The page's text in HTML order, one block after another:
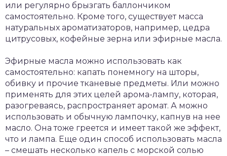
или регулярно брызгать баллончиком
самостоятельно. Кроме того, существует масса
натуральных ароматизаторов, например, цедра
цитрусовых, кофейные зерна или эфирные масла.
Эфирные масла можно использовать как
самостоятельно: капать понемногу на шторы,
обивку и прочие тканевые предметы. Или можно
применять для этих целей арома-лампу, которая,
разогреваясь, распространяет аромат. А можно
использовать и обычную лампочку, капнув на нее
масло. Она тоже греется и имеет такой же эффект,
что и лампа. Еще один способ использовать масла
– смешать несколько капель с морской солью